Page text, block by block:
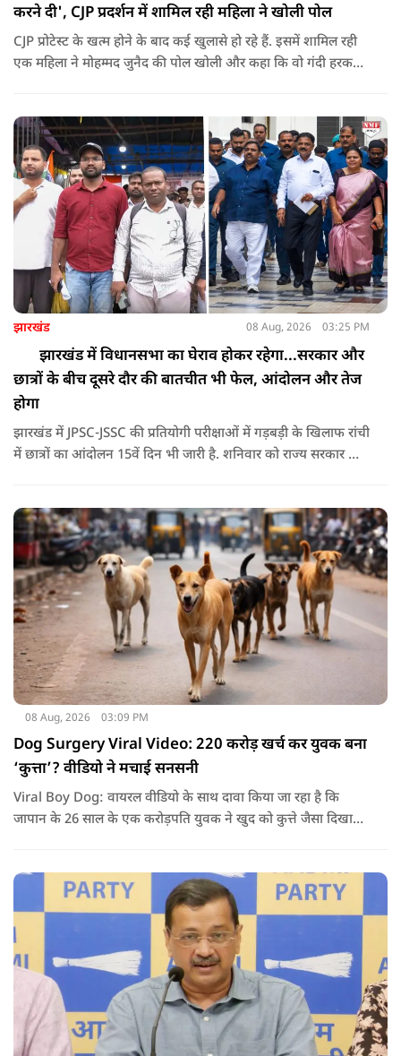
करने दी', CJP प्रदर्शन में शामिल रही महिला ने खोली पोल
CJP प्रोटेस्ट के खत्म होने के बाद कई खुलासे हो रहे हैं. इसमें शामिल रही
एक महिला ने मोहम्मद जुनैद की पोल खोली और कहा कि वो गंदी हरकतें
दिया.
झारखंड 08 Aug, 2026 03:25 PM
झारखंड में विधानसभा का घेराव होकर रहेगा...सरकार और
छात्रों के बीच दूसरे दौर की बातचीत भी फेल, आंदोलन और तेज
होगा
झारखंड में JPSC-JSSC की प्रतियोगी परीक्षाओं में गड़बड़ी के खिलाफ रांची
में छात्रों का आंदोलन 15वें दिन भी जारी है. शनिवार को राज्य सरकार और
08 Aug, 2026 03:09 PM
Dog Surgery Viral Video: 220 करोड़ खर्च कर युवक बना
‘कुत्ता’? वीडियो ने मचाई सनसनी
Viral Boy Dog: वायरल वीडियो के साथ दावा किया जा रहा है कि
जापान के 26 साल के एक करोड़पति युवक ने खुद को कुत्ते जैसा दिखाने
करवाईं और अब वह कुत्ते की तरह दिखने, चलने और रहने की कोशिश
करता है.